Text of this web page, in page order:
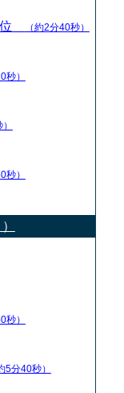
位 （約2分40秒）
秒）
秒）
秒）
5分40秒）